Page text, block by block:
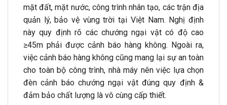
mặt đất, mặt nước, công trình nhân tạo, các trận địa
quản lý, bảo vệ vùng trời tại Việt Nam. Nghị định
này quy định rõ các chướng ngại vật có độ cao
≥45m phải được cảnh báo hàng không. Ngoài ra,
việc cảnh báo hàng không cũng mang lại sự an toàn
cho toàn bộ công trình, nhà máy nên việc lựa chọn
đèn cảnh báo chướng ngại vật đúng quy định &
đảm bảo chất lượng là vô cùng cấp thiết.